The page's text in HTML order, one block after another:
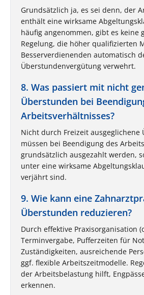
Grundsätzlich ja, es sei denn, der
enthält eine wirksame
häufig angenommen, gibt es keine
Regelung, die höher qualifizierten
Besserverdienenden automatisch
Überstundenvergütung verwehrt.
8. Was passiert mit nicht
Überstunden bei
Arbeitsverhältnisses?
Nicht durch Freizeit ausgeglichene
müssen bei Beendigung des
grundsätzlich ausgezahlt werden,
unter eine wirksame
verjährt sind.
9. Wie kann eine
Überstunden reduzieren?
Durch effektive Praxisorganisation
Terminvergabe, Pufferzeiten für
Zuständigkeiten, ausreichende
ggf. flexible Arbeitszeitmodelle.
der Arbeitsbelastung hilft,
erkennen.